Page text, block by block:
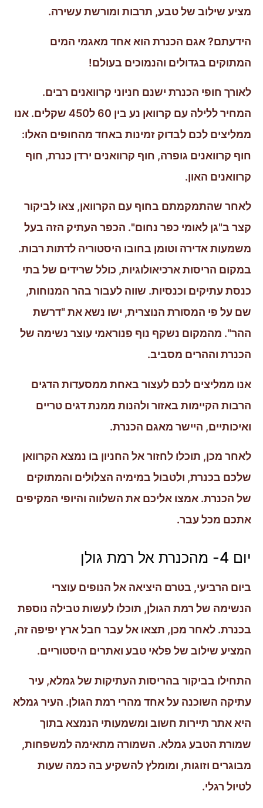
מציע שילוב של טבע, תרבות ומורשת עשירה.
הידעתם? אגם הכנרת הוא אחד מאגמי המים
המתוקים בגדולים והנמוכים בעולם!
לאורך חופי הכנרת ישנם חניוני קרוואנים רבים.
המחיר ללילה עם קרוואן נע בין 60 ל450 שקלים. אנו
ממליצים לכם לבדוק זמינות באחד מהחופים האלו:
חוף קרוואנים גופרה, חוף קרוואנים ירדן כנרת, חוף
קרוואנים האון.
לאחר שהתמקמתם בחוף עם הקרוואן, צאו לביקור
קצר ב"גן לאומי כפר נחום". הכפר העתיק הזה בעל
משמעות אדירה וטומן בחובו היסטוריה לדתות רבות.
במקום הריסות ארכיאולוגיות, כולל שרידים של בתי
כנסת עתיקים וכנסיות. שווה לעבור בהר המנוחות,
שם על פי המסורת הנוצרית, ישו נשא את "דרשת
ההר". מהמקום נשקף נוף פנוראמי עוצר נשימה של
הכנרת וההרים מסביב.
אנו ממליצים לכם לעצור באחת ממסעדות הדגים
הרבות הקיימות באזור ולהנות ממנת דגים טריים
ואיכותיים, היישר מאגם הכנרת.
לאחר מכן, תוכלו לחזור אל החניון בו נמצא הקרוואן
שלכם בכנרת, ולטבול במימיה הצלולים והמתוקים
של הכנרת. אמצו אליכם את השלווה והיופי המקיפים
אתכם מכל עבר.
יום 4- מהכנרת אל רמת גולן
ביום הרביעי, בטרם היציאה אל הנופים עוצרי
הנשימה של רמת הגולן, תוכלו לעשות טבילה נוספת
בכנרת. לאחר מכן, תצאו אל עבר חבל ארץ יפיפה זה,
המציע שילוב של פלאי טבע ואתרים היסטוריים.
התחילו בביקור בהריסות העתיקות של גמלא, עיר
עתיקה השוכנה על אחד מהרי רמת הגולן. העיר גמלא
היא אתר תיירות חשוב ומשמעותי הנמצא בתוך
שמורת הטבע גמלא. השמורה מתאימה למשפחות,
מבוגרים וזוגות, ומומלץ להשקיע בה כמה שעות
לטיול רגלי.